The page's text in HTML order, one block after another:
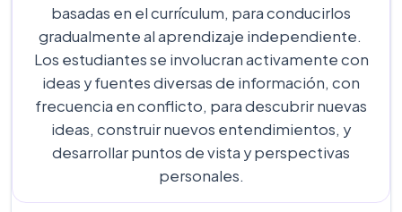
basadas en el currículum, para conducirlos
gradualmente al aprendizaje independiente.
Los estudiantes se involucran activamente con
ideas y fuentes diversas de información, con
frecuencia en conflicto, para descubrir nuevas
ideas, construir nuevos entendimientos, y
desarrollar puntos de vista y perspectivas
personales.